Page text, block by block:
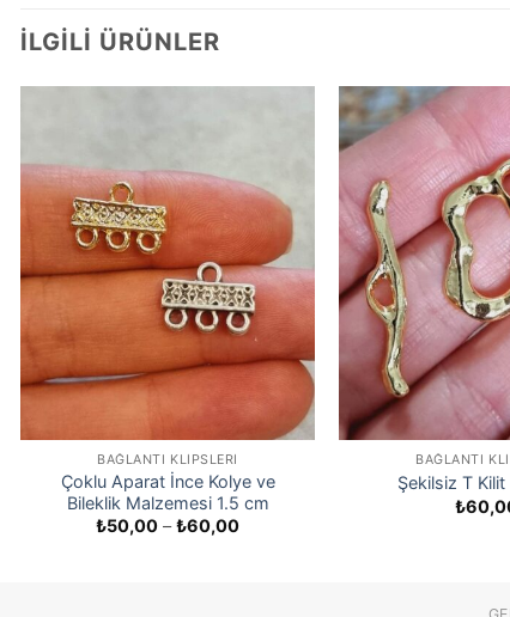
İLGILI ÜRÜNLER
BAĞLANTI KLIPSLERI
Çoklu Aparat İnce Kolye ve
Bileklik Malzemesi 1.5 cm
₺50,00 –₺60,00Fiyat
BAĞLANTI
Şekilsiz T Kilit
₺